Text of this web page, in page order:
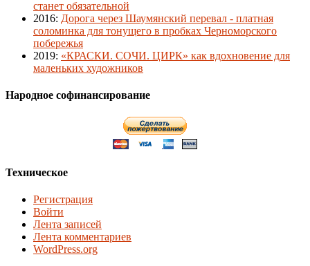
станет обязательной
2016: Дорога через Шаумянский перевал - платная
соломинка для тонущего в пробках Черноморского
побережья
2019: «КРАСКИ. СОЧИ. ЦИРК» как вдохновение для
маленьких художников
Народное софинансирование
Техническое
Регистрация
Войти
Лента записей
Лента комментариев
WordPress.org